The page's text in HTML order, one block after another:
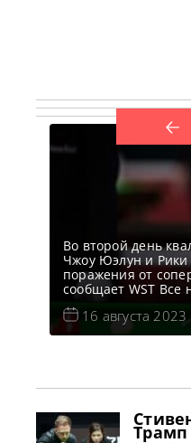
Во второй день
Чжоу Юэлун и
поражения от
сообщает WST Все
Турнирные
Квалификация
British Open 2023
16 августа 2023